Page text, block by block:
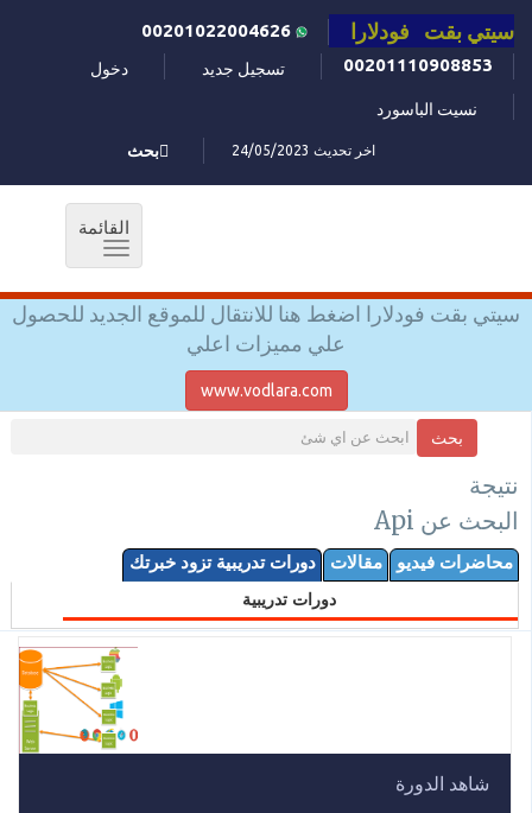
سيتي بقت فودلارا
00201110908853
تسجيل جديد دخول
نسيت الباسورد
اخر تحديث 24/05/2023 بحث
القائمة
Toggle
سيتي بقت فودلارا اضغط هنا للانتقال للموقع الجديد للحصول
علي مميزات اعلي
www.vodlara.com
بحث
نتيجة
البحث عن Api
محاضرات فيديو مقالات دورات تدريبية تزود خبرتك
دورات تدريبية
شاهد الدورة